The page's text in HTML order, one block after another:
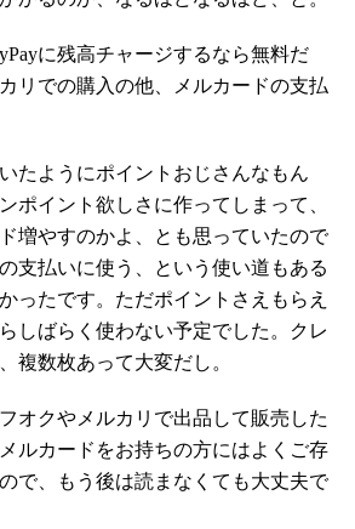
に残高チャージするなら無料だ
リでの購入の他、メルカードの支払
たようにポイントおじさんなもん
ポイント欲しさに作ってしまって、
増やすのかよ、とも思っていたので
支払いに使う、という使い道もある
ったです。ただポイントさえもらえ
しばらく使わない予定でした。クレ
複数枚あって大変だし。
オクやメルカリで出品して販売した
ルカードをお持ちの方にはよくご存
で、もう後は読まなくても大丈夫で